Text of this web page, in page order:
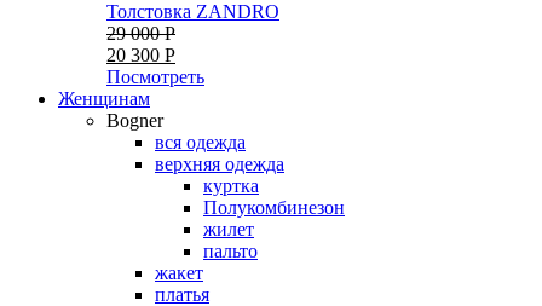
Толстовка ZANDRO
29 000 Р
20 300 Р
Посмотреть
Женщинам
Bogner
вся одежда
верхняя одежда
куртка
Полукомбинезон
жилет
пальто
жакет
платья